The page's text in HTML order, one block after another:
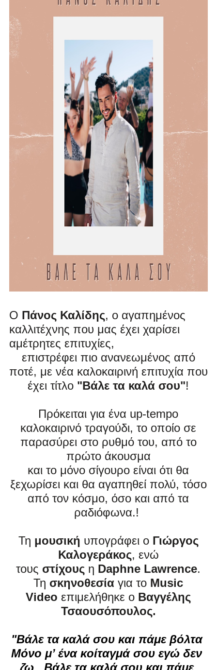
Ο Πάνος Καλίδης, ο αγαπημένος
καλλιτέχνης που μας έχει χαρίσει
αμέτρητες επιτυχίες,
επιστρέφει πιο ανανεωμένος από
ποτέ, με νέα καλοκαιρινή επιτυχία που
έχει τίτλο "Βάλε τα καλά σου"!
Πρόκειται για ένα up-tempo
καλοκαιρινό τραγούδι, το οποίο σε
παρασύρει στο ρυθμό του, από το
πρώτο άκουσμα
και το μόνο σίγουρο είναι ότι θα
ξεχωρίσει και θα αγαπηθεί πολύ, τόσο
από τον κόσμο, όσο και από τα
ραδιόφωνα.!
Τη μουσική υπογράφει ο Γιώργος
Καλογεράκος, ενώ
τους στίχους η Daphne Lawrence.
Τη σκηνοθεσίαγια το Music
Videoεπιμελήθηκε ο Βαγγέλης
Τσαουσόπουλος.
"Βάλε τα καλά σου και πάμε βόλτα
Μόνο μ’ ένα κοίταγμά σου εγώ δεν
ζω.. Βάλε τα καλά σου και πάμε